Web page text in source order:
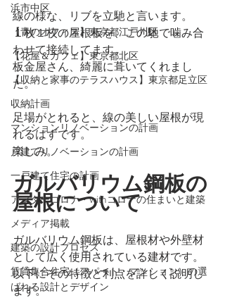
浜市中区
【青のオフィス】東京都江戸川区
【花屋＆カフェ】東京都北区
【収納と家事のテラスハウス】東京都足立区
収納計画
マンションリノベーションの計画
戸建てリノベーションの計画
一戸建て住宅の計画
アフターコロナ・withコロナの住まいと建築
メディア掲載
建築の設計プロセス
賃貸集合住宅（アパート・マンション）の選
ばれる設計とデザイン
線の様な、リブを立馳と言います。
１枚１枚の屋根板を、この馳で噛み合
わせて接続してます。
板金屋さん、綺麗に葺いてくれまし
た。
足場がとれると、線の美しい屋根が現
れるはずです。
楽しみ。
ガルバリウム鋼板の
屋根について
ガルバリウム鋼板は、屋根材や外壁材
として広く使用されている建材です。
以下にその特徴と利点を詳しく説明し
ます。